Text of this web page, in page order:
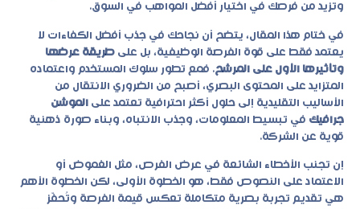
وتزيد من فرصك في اختيار أفضل المواهب في السوق.
في ختام هذا المقال، يتضح أن نجاحك في جذب أفضل الكفاءات لا
يعتمد فقط على قوة الفرصة الوظيفية، بل على طريقة عرضها
وتأثيرها الأول على المرشح. فمع تطور سلوك المستخدم واعتماده
المتزايد على المحتوى البصري، أصبح من الضروري الانتقال من
الأساليب التقليدية إلى حلول أكثر احترافية تعتمد على الموشن
جرافيك في تبسيط المعلومات، وجذب الانتباه، وبناء صورة ذهنية
قوية عن الشركة.
إن تجنب الأخطاء الشائعة في عرض الفرص، مثل الغموض أو
الاعتماد على النصوص فقط، هو الخطوة الأولى، لكن الخطوة الأهم
هي تقديم تجربة بصرية متكاملة تعكس قيمة الفرصة وتُحفّز